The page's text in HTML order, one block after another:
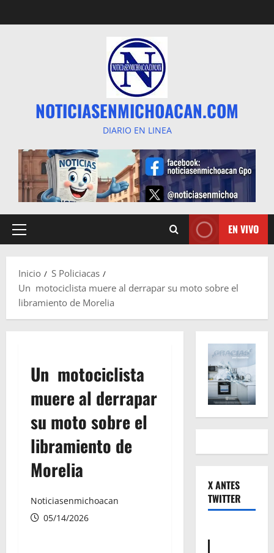
al
NOTICIASENMICHOACAN.COM
DIARIO EN LINEA
Menú
EN VIVO
Inicio
S Policiacas
Un motociclista muere al derrapar su moto sobre el
libramiento de Morelia
Un motociclista
muere al derrapar
su moto sobre el
libramiento de
Morelia
Noticiasenmichoacan
05/14/2026
X ANTES
TWITTER